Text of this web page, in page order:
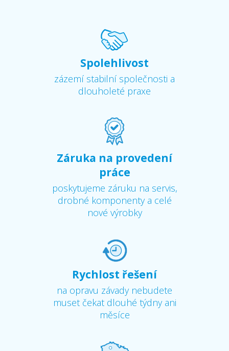
Spolehlivost
zázemí stabilní společnosti a
dlouholeté praxe
Záruka na provedení
práce
poskytujeme záruku na servis,
drobné komponenty a celé
nové výrobky
Rychlost řešení
na opravu závady nebudete
muset čekat dlouhé týdny ani
měsíce